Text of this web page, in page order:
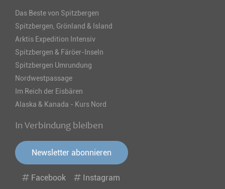
Das Beste von Spitzbergen
Spitzbergen, Grönland & Island
Arktis Expedition Intensiv
Spitzbergen & Färöer-Inseln
Spitzbergen Umrundung
Nordwestpassage
Im Reich der Eisbären
Alaska & Kanada - Kurs Nord
In Verbindung bleiben
Newsletter abonnieren
Facebook Instagram